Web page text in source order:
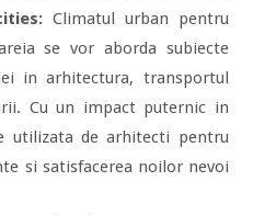
Climatul urban pentru
se vor aborda subiecte
in arhitectura, transportul
Cu un impact puternic in
utilizata de arhitecti pentru
si satisfacerea noilor nevoi